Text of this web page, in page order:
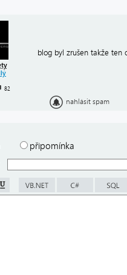
82
blog byl zrušen takže ten
nahlásit spam
připomínka